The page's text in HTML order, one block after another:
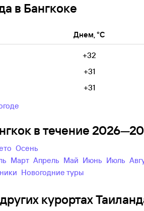
в Бангкоке
Днем, °C
+32
+31
+31
в течение
осень
Март Апрель Май Июнь Июль
новогодние туры
курортах